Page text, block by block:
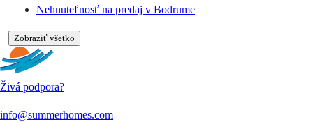
Nehnuteľnosť na predaj v Bodrume
Zobraziť všetko
Živá podpora?
info@summerhomes.com